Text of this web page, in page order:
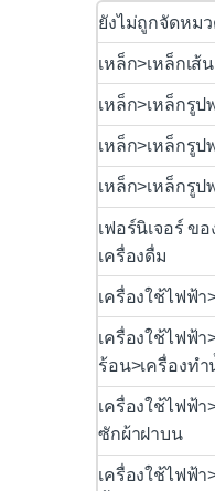
ยังไม่ถูกจัดหม
เหล็ก>เหล็กเส้
เหล็ก>เหล็กรู
เหล็ก>เหล็กรู
เหล็ก>เหล็กรู
เฟอร์นิเจอร์ ข
เครื่องดื่ม
เครื่องใช้ไฟฟ้า
เครื่องใช้ไฟฟ้า
ร้อน>เครื่องท
เครื่องใช้ไฟฟ้า
ซักผ้าฝาบน
เครื่องใช้ไฟฟ้